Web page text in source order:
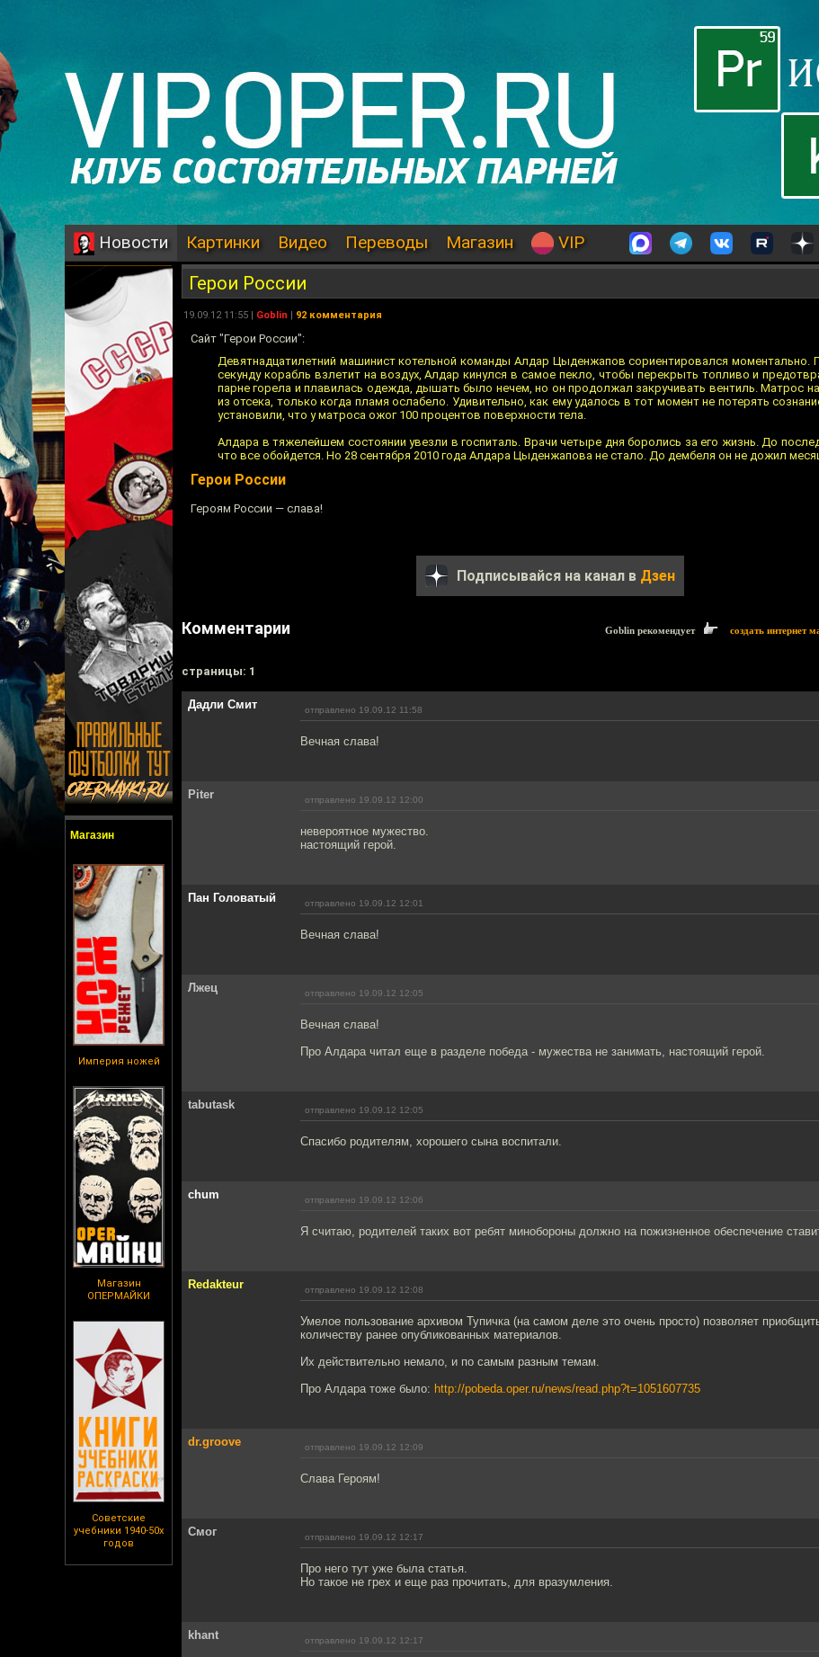
Новости Картинки Видео Переводы Магазин VIP
Магазин
Империя ножей
Магазин
ОПЕРМАЙКИ
Советские
учебники 1940-50х
годов
Герои России
19.09.12 11:55 | Goblin | 92 комментария
Сайт "Герои России":
Девятнадцатилетний машинист котельной команды Алдар Цыденжапов сориентировался моментально.
секунду корабль взлетит на воздух, Алдар кинулся в самое пекло, чтобы перекрыть топливо и
парне горела и плавилась одежда, дышать было нечем, но он продолжал закручивать вентиль. Матрос
из отсека, только когда пламя ослабело. Удивительно, как ему удалось в тот момент не потерять
установили, что у матроса ожог 100 процентов поверхности тела.
Алдара в тяжелейшем состоянии увезли в госпиталь. Врачи четыре дня боролись за его жизнь. До
что все обойдется. Но 28 сентября 2010 года Алдара Цыденжапова не стало. До дембеля он не дожил
Герои России
Героям России — слава!
Подписывайся на канал в Дзен
Комментарии Goblin рекомендует создать интернет
cтраницы: 1
Дадли Смит отправлено 19.09.12 11:58
Вечная слава!
Piter отправлено 19.09.12 12:00
невероятное мужество.
настоящий герой.
Пан Головатый отправлено 19.09.12 12:01
Вечная слава!
Лжец отправлено 19.09.12 12:05
Вечная слава!
Про Алдара читал еще в разделе победа - мужества не занимать, настоящий герой.
tabutask отправлено 19.09.12 12:05
Спасибо родителям, хорошего сына воспитали.
chum отправлено 19.09.12 12:06
Я считаю, родителей таких вот ребят минобороны должно на пожизненное обеспечение
Redakteur отправлено 19.09.12 12:08
Умелое пользование архивом Тупичка (на самом деле это очень просто) позволяет
количеству ранее опубликованных материалов.
Их действительно немало, и по самым разным темам.
Про Алдара тоже было: http://pobeda.oper.ru/news/read.php?t=1051607735
dr.groove отправлено 19.09.12 12:09
Слава Героям!
Смог отправлено 19.09.12 12:17
Про него тут уже была статья.
Но такое не грех и еще раз прочитать, для вразумления.
khant отправлено 19.09.12 12:17